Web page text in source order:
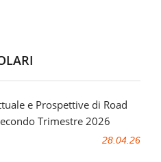
e Prospettive di Road
Trimestre 2026
28.04.26